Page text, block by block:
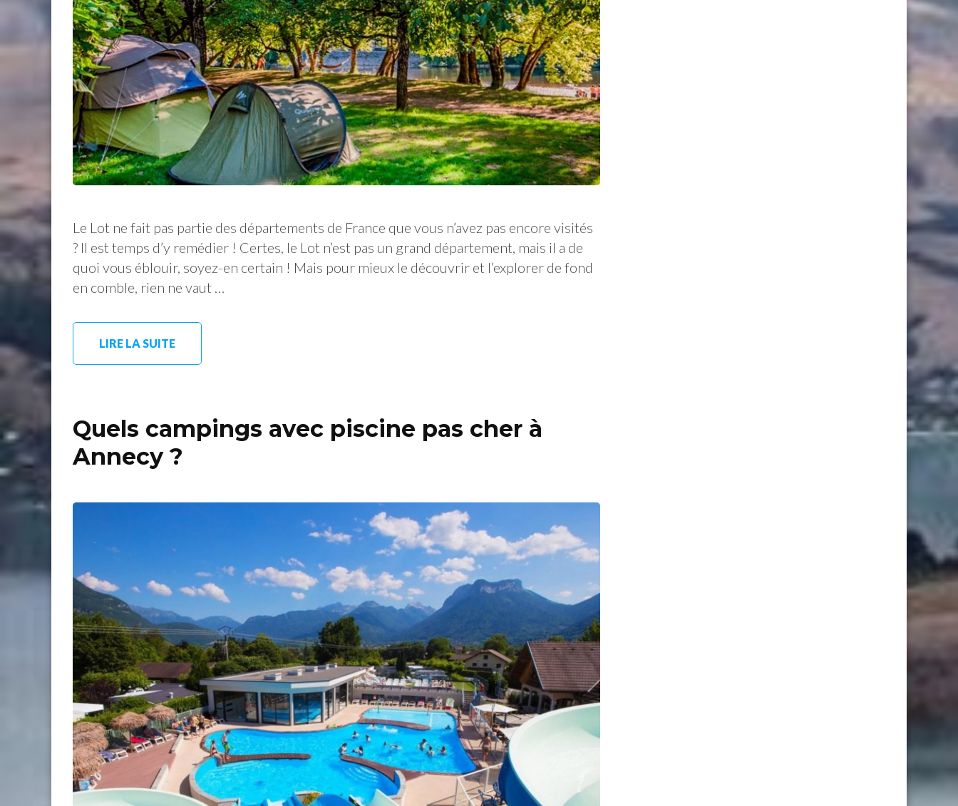
Le Lot ne fait pas partie des départements de France que vous n’avez pas encore visités
? Il est temps d’y remédier ! Certes, le Lot n’est pas un grand département, mais il a de
quoi vous éblouir, soyez-en certain ! Mais pour mieux le découvrir et l’explorer de fond
en comble, rien ne vaut …
LIRE LA SUITE
Quels campings avec piscine pas cher à
Annecy ?